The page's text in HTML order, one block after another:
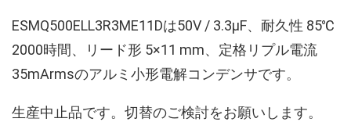
ESMQ500ELL3R3ME11Dは50V / 3.3µF、耐久性 85℃
2000時間、リード形 5×11 mm、定格リプル電流
35mArmsのアルミ小形電解コンデンサです。
生産中止品です。切替のご検討をお願いします。